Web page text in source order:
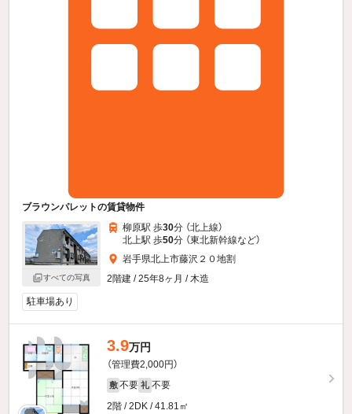
ブラウンパレットの賃貸物件
すべての写真
柳原駅 歩30分 （北上線）
北上駅 歩50分 （東北新幹線など）
岩手県北上市藤沢２０地割
2階建 / 25年8ヶ月 / 木造
駐車場あり
3.9万円
（管理費2,000円）
敷 不要 礼 不要
2階 / 2DK / 41.81㎡